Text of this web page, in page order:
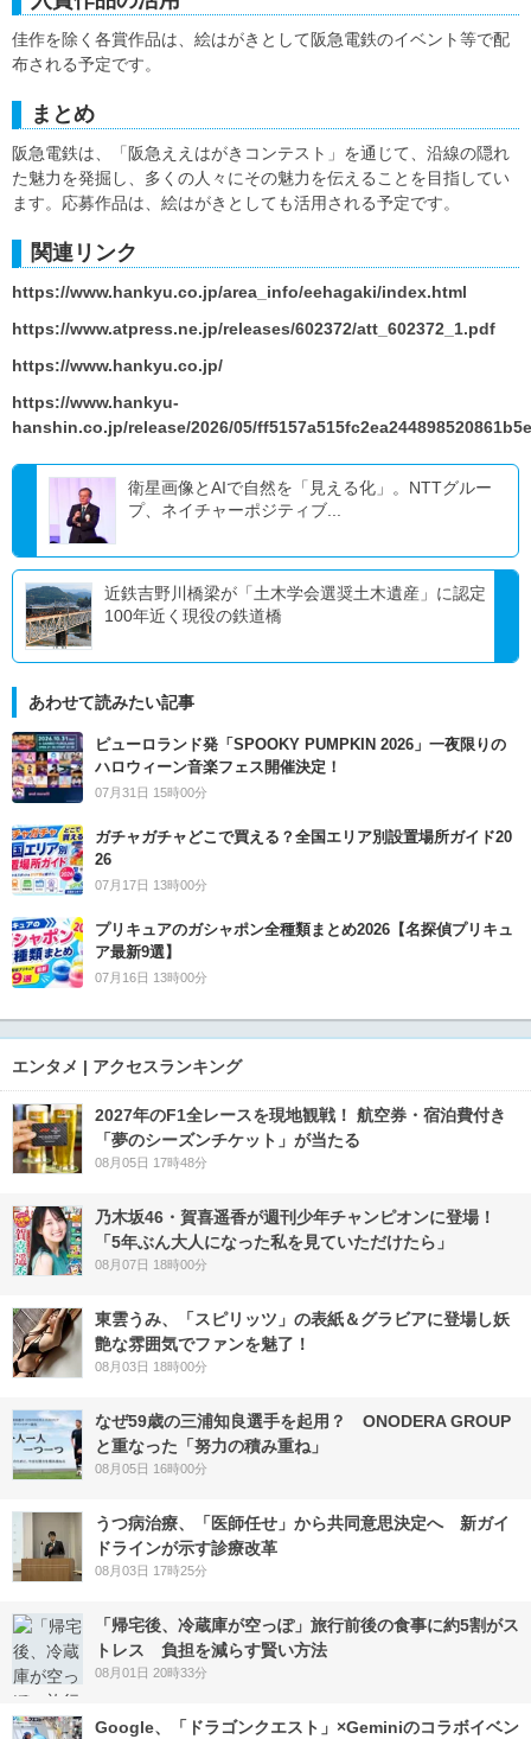
佳作を除く各賞作品は、絵はがきとして阪急電鉄のイベント等で配
布される予定です。
まとめ
阪急電鉄は、「阪急ええはがきコンテスト」を通じて、沿線の隠れ
た魅力を発掘し、多くの人々にその魅力を伝えることを目指してい
ます。応募作品は、絵はがきとしても活用される予定です。
関連リンク
https://www.hankyu.co.jp/area_info/eehagaki/index.html
https://www.atpress.ne.jp/releases/602372/att_602372_1.pdf
https://www.hankyu.co.jp/
https://www.hankyu-
hanshin.co.jp/release/2026/05/
衛星画像とAIで自然を「見える化」。NTTグルー
プ、ネイチャーポジティブ...
近鉄吉野川橋梁が「土木学会選奨土木遺産」に認定
100年近く現役の鉄道橋
あわせて読みたい記事
ピューロランド発「SPOOKY PUMPKIN 2026」一夜限りの
ハロウィーン音楽フェス開催決定！
07月31日 15時00分
ガチャガチャどこで買える？全国エリア別設置場所ガイド20
26
07月17日 13時00分
プリキュアのガシャポン全種類まとめ2026【名探偵プリキュ
ア最新9選】
07月16日 13時00分
エンタメ | アクセスランキング
2027年のF1全レースを現地観戦！ 航空券・宿泊費付き
「夢のシーズンチケット」が当たる
08月05日 17時48分
乃木坂46・賀喜遥香が週刊少年チャンピオンに登場！
「5年ぶん大人になった私を見ていただけたら」
08月07日 18時00分
東雲うみ、「スピリッツ」の表紙＆グラビアに登場し妖
艶な雰囲気でファンを魅了！
08月03日 18時00分
なぜ59歳の三浦知良選手を起用？ ONODERA GROUP
と重なった「努力の積み重ね」
08月05日 16時00分
うつ病治療、「医師任せ」から共同意思決定へ 新ガイ
ドラインが示す診療改革
08月03日 17時25分
「帰宅後、冷蔵庫が空っぽ」旅行前後の食事に約5割がス
トレス 負担を減らす賢い方法
08月01日 20時33分
Google、「ドラゴンクエスト」×Geminiのコラボイベン